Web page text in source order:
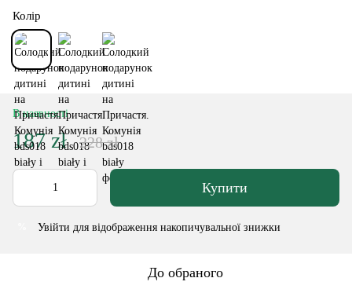
Колір
В наявності
187 zł 228 zł
Купити
Увійти для відображення накопичувальної знижки
До обраного